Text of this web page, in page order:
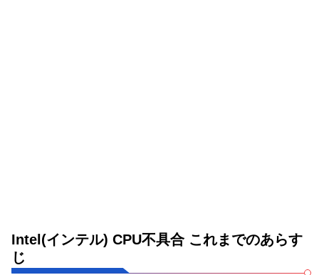
Intel(インテル) CPU不具合 これまでのあらす
じ